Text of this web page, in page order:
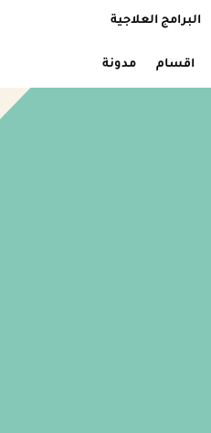
البرامج العلاجية
اقسام مدونة